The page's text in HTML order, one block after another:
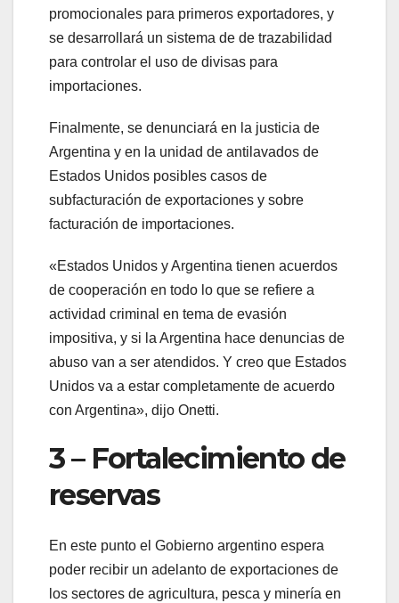
promocionales para primeros exportadores, y
se desarrollará un sistema de de trazabilidad
para controlar el uso de divisas para
importaciones.
Finalmente, se denunciará en la justicia de
Argentina y en la unidad de antilavados de
Estados Unidos posibles casos de
subfacturación de exportaciones y sobre
facturación de importaciones.
«Estados Unidos y Argentina tienen acuerdos
de cooperación en todo lo que se refiere a
actividad criminal en tema de evasión
impositiva, y si la Argentina hace denuncias de
abuso van a ser atendidos. Y creo que Estados
Unidos va a estar completamente de acuerdo
con Argentina», dijo Onetti.
3 – Fortalecimiento de
reservas
En este punto el Gobierno argentino espera
poder recibir un adelanto de exportaciones de
los sectores de agricultura, pesca y minería en